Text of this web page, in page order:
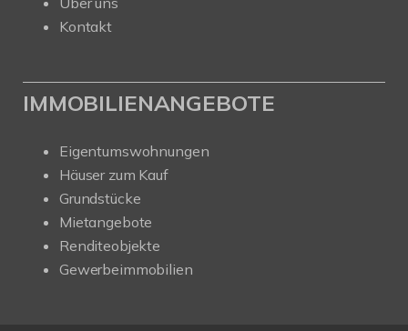
Kontakt
IMMOBILIENANGEBOTE
Eigentumswohnungen
Häuser zum Kauf
Grundstücke
Mietangebote
Renditeobjekte
Gewerbeimmobilien